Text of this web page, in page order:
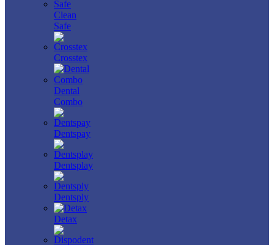
Clean
Safe
Crosstex
Dental
Combo
Dentspay
Dentsplay
Dentsply
Detax